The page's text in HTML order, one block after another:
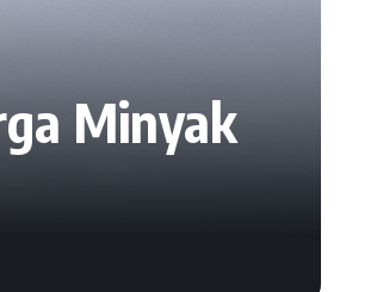
Minyak